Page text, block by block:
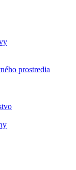
prostredia